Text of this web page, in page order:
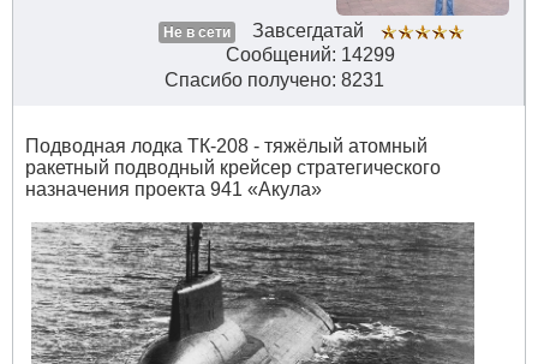
Не в сети
Завсегдатай
Сообщений: 14299
Спасибо получено: 8231
Подводная лодка ТК-208 - тяжёлый атомный
ракетный подводный крейсер стратегического
назначения проекта 941 «Акула»